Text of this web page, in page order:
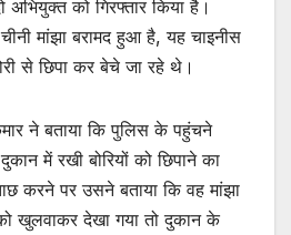
अभियुक्त को गिरफ्तार किया है।
मांझा बरामद हुआ है, यह चाइनीस
से छिपा कर बेचे जा रहे थे।
ने बताया कि पुलिस के पहुंचने
में रखी बोरियों को छिपाने का
करने पर उसने बताया कि वह मांझा
खुलवाकर देखा गया तो दुकान के